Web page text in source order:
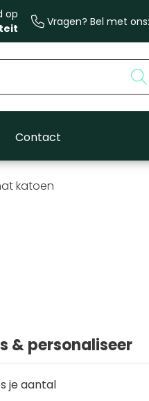
op
Vragen? Bel met
Contact
katoen
& personaliseer
je aantal